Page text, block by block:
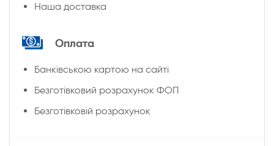
Наша доставка
Оплата
Банківською картою на сайті
Безготівковий розрахунок ФОП
Безготівковій розрахунок